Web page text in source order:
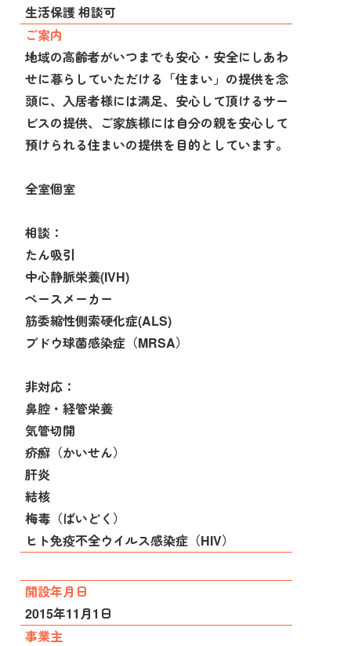
生活保護 相談可
ご案内
地域の高齢者がいつまでも安心・安全にしあわ
せに暮らしていただける「住まい」の提供を念
頭に、入居者様には満足、安心して頂けるサー
ビスの提供、ご家族様には自分の親を安心して
預けられる住まいの提供を目的としています。
全室個室
相談：
たん吸引
中心静脈栄養(IVH)
ペースメーカー
筋委縮性側索硬化症(ALS)
ブドウ球菌感染症（MRSA）
非対応：
鼻腔・経管栄養
気管切開
疥癬（かいせん）
肝炎
結核
梅毒（ばいどく）
ヒト免疫不全ウイルス感染症（HIV）
開設年月日
2015年11月1日
事業主